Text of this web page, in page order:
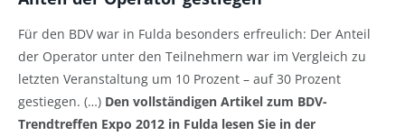
Für den BDV war in Fulda besonders erfreulich: Der Anteil
der Operator unter den Teilnehmern war im Vergleich zu
letzten Veranstaltung um 10 Prozent – auf 30 Prozent
gestiegen. (…) Den vollständigen Artikel zum BDV-
Trendtreffen Expo 2012 in Fulda lesen Sie in der